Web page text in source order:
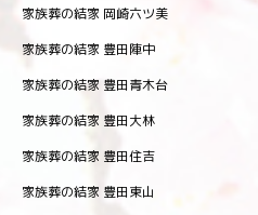
家族葬の結家 岡崎六ツ美
家族葬の結家 豊田陣中
家族葬の結家 豊田青木台
家族葬の結家 豊田大林
家族葬の結家 豊田住吉
家族葬の結家 豊田東山